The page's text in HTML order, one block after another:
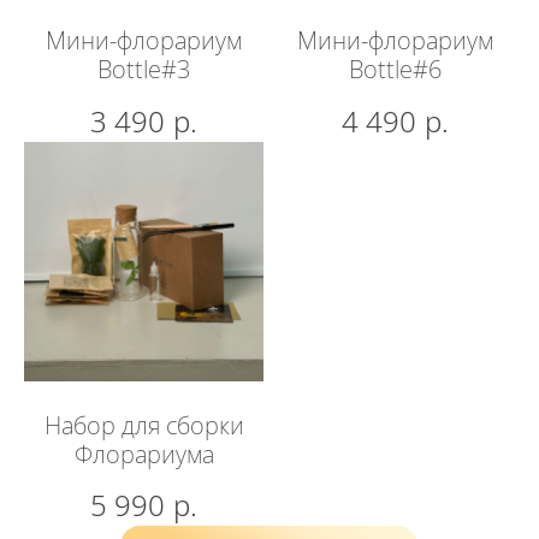
Мини-флорариум
Bottle#3
3 490 р.
Мини-флорариум
Bottle#6
4 490 р.
Набор для сборки
Флорариума
5 990 р.
ОСТАВИТЬ ЗАЯВКУ
Любая из категорий может быть
для коллег
для клиентов
для руководителей
для высших чинов
для коллекционера
для врача
для учителя